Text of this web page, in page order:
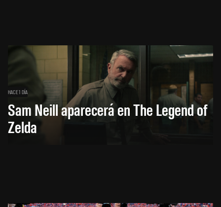
HACE 1 DÍA
Sam Neill aparecerá en The Legend of
Zelda